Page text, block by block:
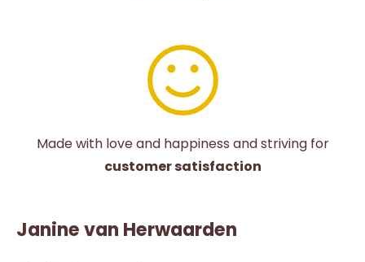
Made with love and happiness and striving for
customer satisfaction
Janine van Herwaarden